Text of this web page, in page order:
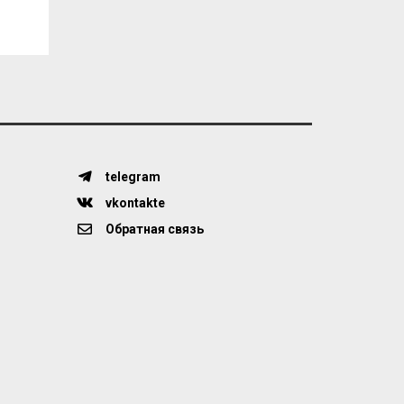
telegram
vkontakte
Обратная связь